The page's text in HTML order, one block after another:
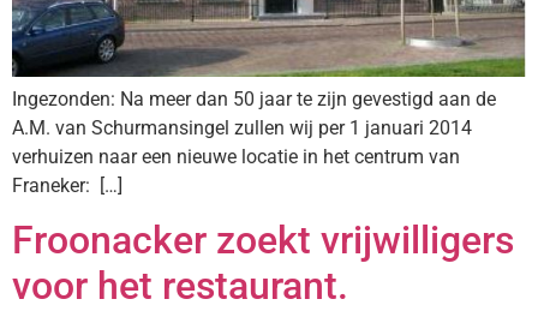
Ingezonden: Na meer dan 50 jaar te zijn gevestigd aan de
A.M. van Schurmansingel zullen wij per 1 januari 2014
verhuizen naar een nieuwe locatie in het centrum van
Franeker: […]
Froonacker zoekt vrijwilligers
voor het restaurant.